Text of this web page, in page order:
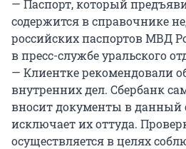
— Паспорт, который
содержится в справочнике
российских паспортов МВД
в пресс-службе уральского
— Клиентке рекомендовали
внутренних дел. Сбербанк
вносит документы в данный
исключает их оттуда.
осуществляется в целях